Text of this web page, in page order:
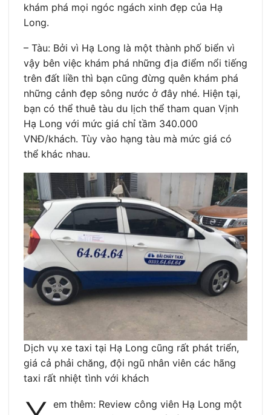
khám phá mọi ngóc ngách xinh đẹp của Hạ
Long.
– Tàu: Bởi vì Hạ Long là một thành phố biển vì
vậy bên việc khám phá những địa điểm nổi tiếng
trên đất liền thì bạn cũng đừng quên khám phá
những cảnh đẹp sông nước ở đây nhé. Hiện tại,
bạn có thể thuê tàu du lịch thể tham quan Vịnh
Hạ Long với mức giá chỉ tầm 340.000
VNĐ/khách. Tùy vào hạng tàu mà mức giá có
thể khác nhau.
Dịch vụ xe taxi tại Hạ Long cũng rất phát triển,
giá cả phải chăng, đội ngũ nhân viên các hãng
taxi rất nhiệt tình với khách
em thêm: Review công viên Hạ Long một